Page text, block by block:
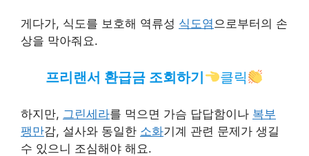
게다가, 식도를 보호해 역류성 식도염 으로부터의 손
상을 막아줘요.
프리랜서 환급금 조회하기 클릭
하지만, 그린세라를 먹으면 가슴 답답함이나 복부
팽만감, 설사와 동일한 소화기계 관련 문제가 생길
수 있으니 조심해야 해요.